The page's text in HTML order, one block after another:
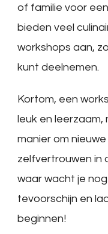
of familie voor
bieden veel
workshops aan,
kunt deelnemen.
Kortom, een
leuk en leerzaam,
manier om
zelfvertrouwen in
waar wacht je
tevoorschijn en
beginnen!